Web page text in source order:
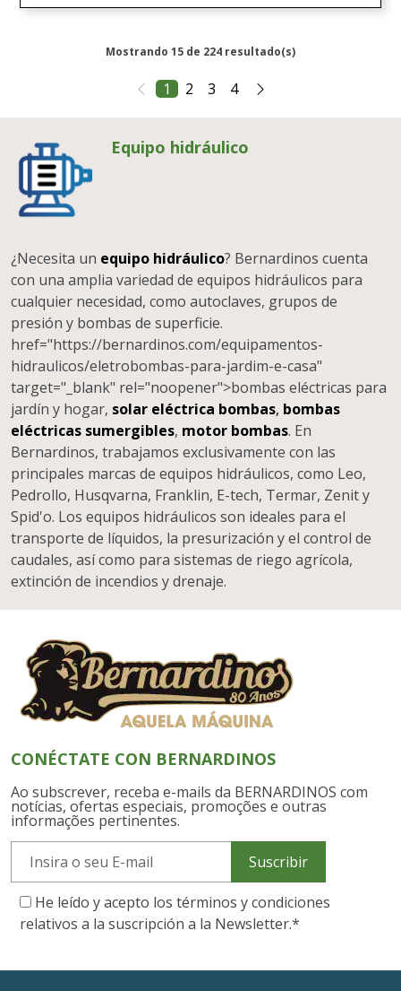
Mostrando 15 de 224 resultado(s)
1 2 3 4
Equipo hidráulico
¿Necesita un equipo hidráulico? Bernardinos cuenta
con una amplia variedad de equipos hidráulicos para
cualquier necesidad, como autoclaves, grupos de
presión y bombas de superficie.
href="https://bernardinos.com/equipamentos-
hidraulicos/eletrobombas-para-jardim-e-casa"
target="_blank" rel="noopener">bombas eléctricas para
jardín y hogar, solar eléctrica bombas, bombas
eléctricas sumergibles, motor bombas. En
Bernardinos, trabajamos exclusivamente con las
principales marcas de equipos hidráulicos, como Leo,
Pedrollo, Husqvarna, Franklin, E-tech, Termar, Zenit y
Spid'o. Los equipos hidráulicos son ideales para el
transporte de líquidos, la presurización y el control de
caudales, así como para sistemas de riego agrícola,
extinción de incendios y drenaje.
CONÉCTATE CON BERNARDINOS
Ao subscrever, receba e-mails da BERNARDINOS com
notícias, ofertas especiais, promoções e outras
informações pertinentes.
Suscribir
He leído y acepto los términos y condiciones
relativos a la suscripción a la Newsletter.*